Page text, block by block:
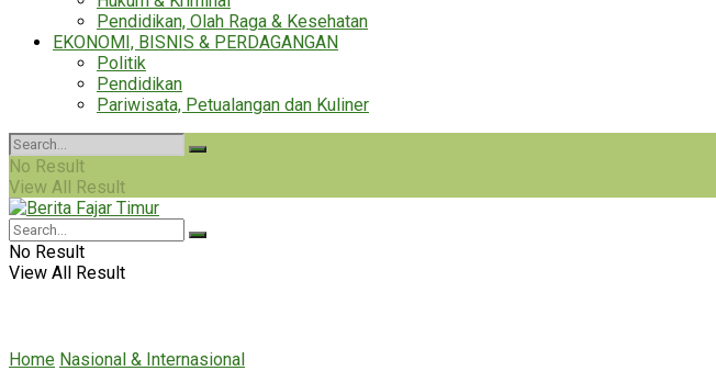
Pendidikan, Olah Raga & Kesehatan
EKONOMI, BISNIS & PERDAGANGAN
Politik
Pendidikan
Pariwisata, Petualangan dan Kuliner
No Result
View All Result
No Result
View All Result
Home Nasional & Internasional